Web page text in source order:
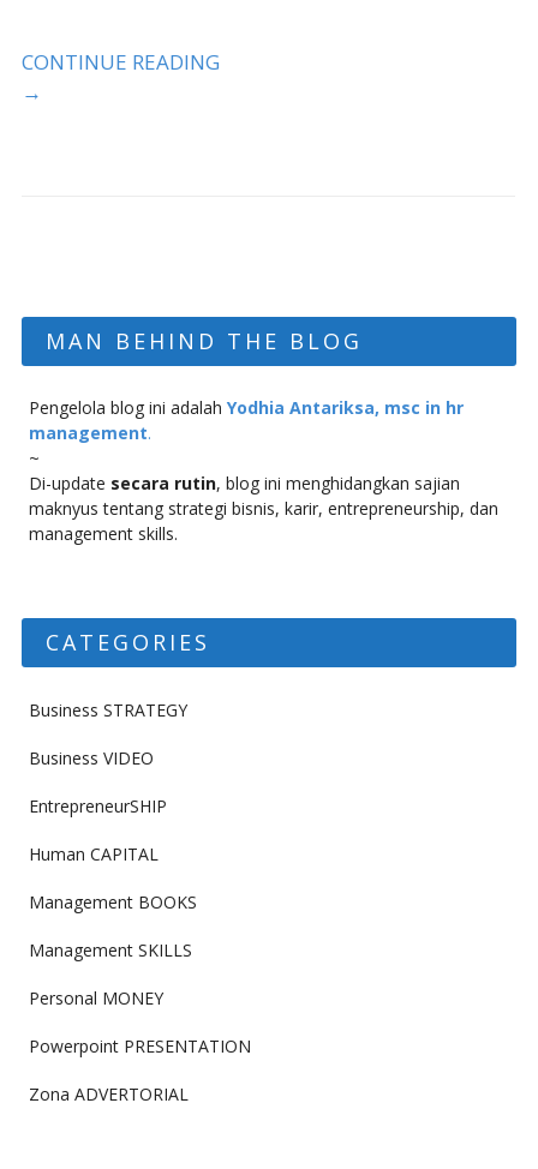
CONTINUE READING
→
MAN BEHIND THE BLOG
Pengelola blog ini adalah Yodhia Antariksa, msc in hr
management.
~
Di-update secara rutin, blog ini menghidangkan sajian
maknyus tentang strategi bisnis, karir, entrepreneurship, dan
management skills.
CATEGORIES
Business STRATEGY
Business VIDEO
EntrepreneurSHIP
Human CAPITAL
Management BOOKS
Management SKILLS
Personal MONEY
Powerpoint PRESENTATION
Zona ADVERTORIAL